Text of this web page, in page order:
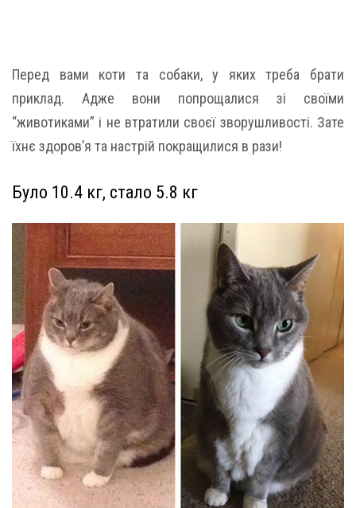
Перед вами коти та собаки, у яких треба брати
приклад. Адже вони попрощалися зі своїми
“животиками” і не втратили своєї зворушливості. Зате
їхнє здоров’я та настрій покращилися в рази!
Було 10.4 кг, стало 5.8 кг